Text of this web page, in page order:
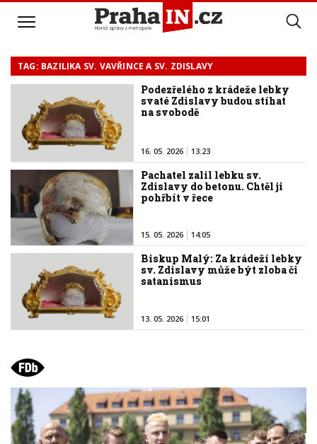
TAG: BAZILIKA SV. VAVŘINCE A SV. ZDISLAVY
Podezřelého z krádeže lebky
svaté Zdislavy budou stíhat
na svobodě
16. 05. 2026 13:23
Pachatel zalil lebku sv.
Zdislavy do betonu. Chtěl ji
pohřbít v řece
15. 05. 2026 14:05
Biskup Malý: Za krádeží lebky
sv. Zdislavy může být zloba či
satanismus
13. 05. 2026 15:01